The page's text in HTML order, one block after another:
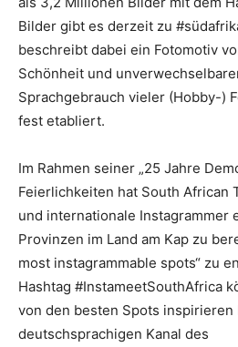
Bilder gibt es derzeit zu
beschreibt dabei ein Fotomotiv
Schönheit und
Sprachgebrauch vieler (Hobby-)
fest etabliert.
Im Rahmen seiner „25 Jahre
Feierlichkeiten hat South African
und internationale Instagrammer
Provinzen im Land am Kap zu
most instagrammable spots“ zu
Hashtag #InstameetSouthAfrica
von den besten Spots inspirieren
deutschsprachigen Kanal des